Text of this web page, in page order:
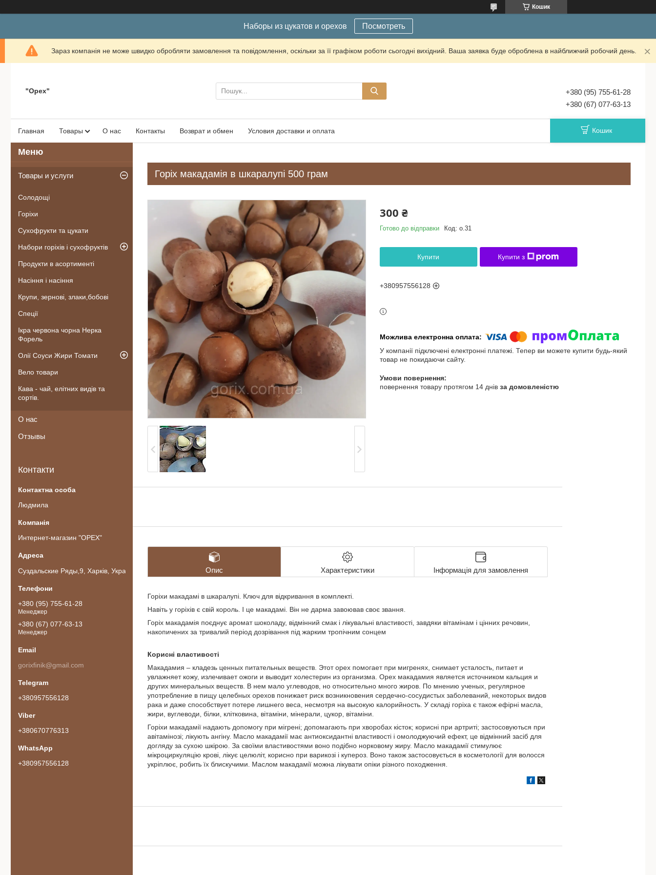
Кошик
Наборы из цукатов и орехов Посмотреть
Зараз компанія не може швидко обробляти замовлення та повідомлення, оскільки за її графіком роботи сьогодні вихідний. Ваша заявка буде оброблена в найближчий робочий день.
"Орех"
+380 (95) 755-61-28
+380 (67) 077-63-13
Главная Товары О нас Контакты Возврат и обмен Условия доставки и оплата Кошик
Горіх макадамія в шкаралупі 500 грам
300 ₴
Готово до відправки Код: о.31
Купити Купити з
+380957556128
У компанії підключені електронні платежі. Тепер ви можете купити будь-який
товар не покидаючи сайту.
повернення товару протягом 14 днів за домовленістю
Опис Характеристики Інформація для замовлення
Горіхи макадамі в шкаралупі. Ключ для відкривання в комплекті.
Навіть у горіхів є свій король. І це макадамі. Він не дарма завоював своє звання.
Горіх макадамія поєднує аромат шоколаду, відмінний смак і лікувальні властивості, завдяки вітамінам і цінних речовин,
накопичених за тривалий період дозрівання під жарким тропічним сонцем
Корисні властивості
Макадамия – кладезь ценных питательных веществ. Этот орех помогает при мигренях, снимает усталость, питает и
увлажняет кожу, излечивает ожоги и выводит холестерин из организма. Орех макадамия является источником кальция и
других минеральных веществ. В нем мало углеводов, но относительно много жиров. По мнению ученых, регулярное
употребление в пищу целебных орехов понижает риск возникновения сердечно-сосудистых заболеваний, некоторых видов
рака и даже способствует потере лишнего веса, несмотря на высокую калорийность. У складі горіха є також ефірні масла,
жири, вуглеводи, білки, клітковина, вітаміни, мінерали, цукор, вітаміни.
Горіхи макадамії надають допомогу при мігрені; допомагають при хворобах кісток; корисні при артриті; застосовуються при
авітамінозі; лікують ангіну. Масло макадамії має антиоксидантні властивості і омолоджуючий ефект, це відмінний засіб для
догляду за сухою шкірою. За своїми властивостями воно подібно норковому жиру. Масло макадамії стимулює
мікроциркуляцію крові, лікує целюліт, корисно при варикозі і купероз. Воно також застосовується в косметології для волосся
укріплює, робить їх блискучими. Маслом макадамії можна лікувати опіки різного походження.
Товары и услуги
Солодощі
Горіхи
Сухофрукти та цукати
Набори горіхів і сухофруктів
Продукти в асортименті
Насіння і насіння
Крупи, зернові, злаки,бобові
Спеції
Ікра червона чорна Нерка
Форель
Олії Соуси Жири Томати
Вело товари
Кава - чай, елітних видів та
сортів.
О нас
Отзывы
Контакти
Людмила
Интернет-магазин "ОРЕХ"
Суздальские Ряды,9, Харків, Україна
+380 (95) 755-61-28
Менеджер
+380 (67) 077-63-13
Менеджер
gorixfinik@gmail.com
+380957556128
+380670776313
+380957556128